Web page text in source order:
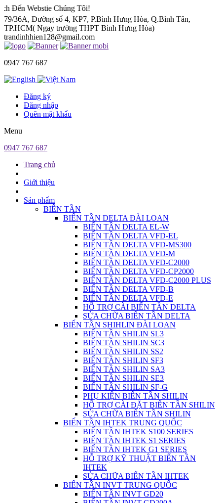
Chúng Tôi!
79/36A, Đường số 4, KP7, P.Bình Hưng Hòa, Q.Bình Tân,
TP.HCM( Ngay trường THPT Bình Hưng Hòa)
trandinhhien128@gmail.com
0947 767 687
Đăng ký
Đăng nhập
Quên mật khẩu
Menu
0947 767 687
Trang chủ
Giới thiệu
Sản phẩm
BIẾN TẦN
BIẾN TẦN DELTA ĐÀI LOAN
BIẾN TẦN DELTA EL-W
BIẾN TẦN DELTA VFD-EL
BIẾN TẦN DELTA VFD-MS300
BIẾN TẦN DELTA VFD-M
BIẾN TẦN DELTA VFD-C2000
BIẾN TẦN DELTA VFD-CP2000
BIẾN TẦN DELTA VFD-C2000 PLUS
BIẾN TẦN DELTA VFD-B
BIẾN TẦN DELTA VFD-E
HỖ TRỢ CÀI BIẾN TẦN DELTA
SỬA CHỮA BIẾN TẦN DELTA
BIẾN TẦN SHIHLIN ĐÀI LOAN
BIẾN TẦN SHILIN SL3
BIẾN TẦN SHILIN SC3
BIẾN TẦN SHILIN SS2
BIẾN TẦN SHILIN SF3
BIẾN TẦN SHILIN SA3
BIẾN TẦN SHILIN SE3
BIẾN TẦN SHILIN SF-G
PHỤ KIỆN BIẾN TẦN SHILIN
HỖ TRỢ CÀI ĐẶT BIẾN TẦN SHILIN
SỬA CHỮA BIẾN TẦN SHILIN
BIẾN TẦN IHTEK TRUNG QUỐC
BIẾN TẦN IHTEK S100 SERIES
BIẾN TẦN IHTEK S1 SERIES
BIẾN TẦN IHTEK G1 SERIES
HỖ TRỢ KỸ THUẬT BIẾN TẦN
IHTEK
SỬA CHỮA BIẾN TẦN IHTEK
BIẾN TẦN INVT TRUNG QUỐC
BIẾN TẦN INVT GD20